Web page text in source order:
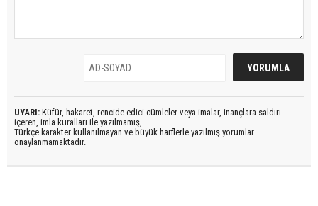
UYARI: Küfür, hakaret, rencide edici cümleler veya imalar, inançlara saldırı
içeren, imla kuralları ile yazılmamış,
Türkçe karakter kullanılmayan ve büyük harflerle yazılmış yorumlar
onaylanmamaktadır.